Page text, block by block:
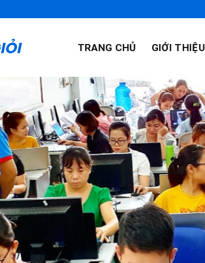
TRANG CHỦ GIỚI THIỆU